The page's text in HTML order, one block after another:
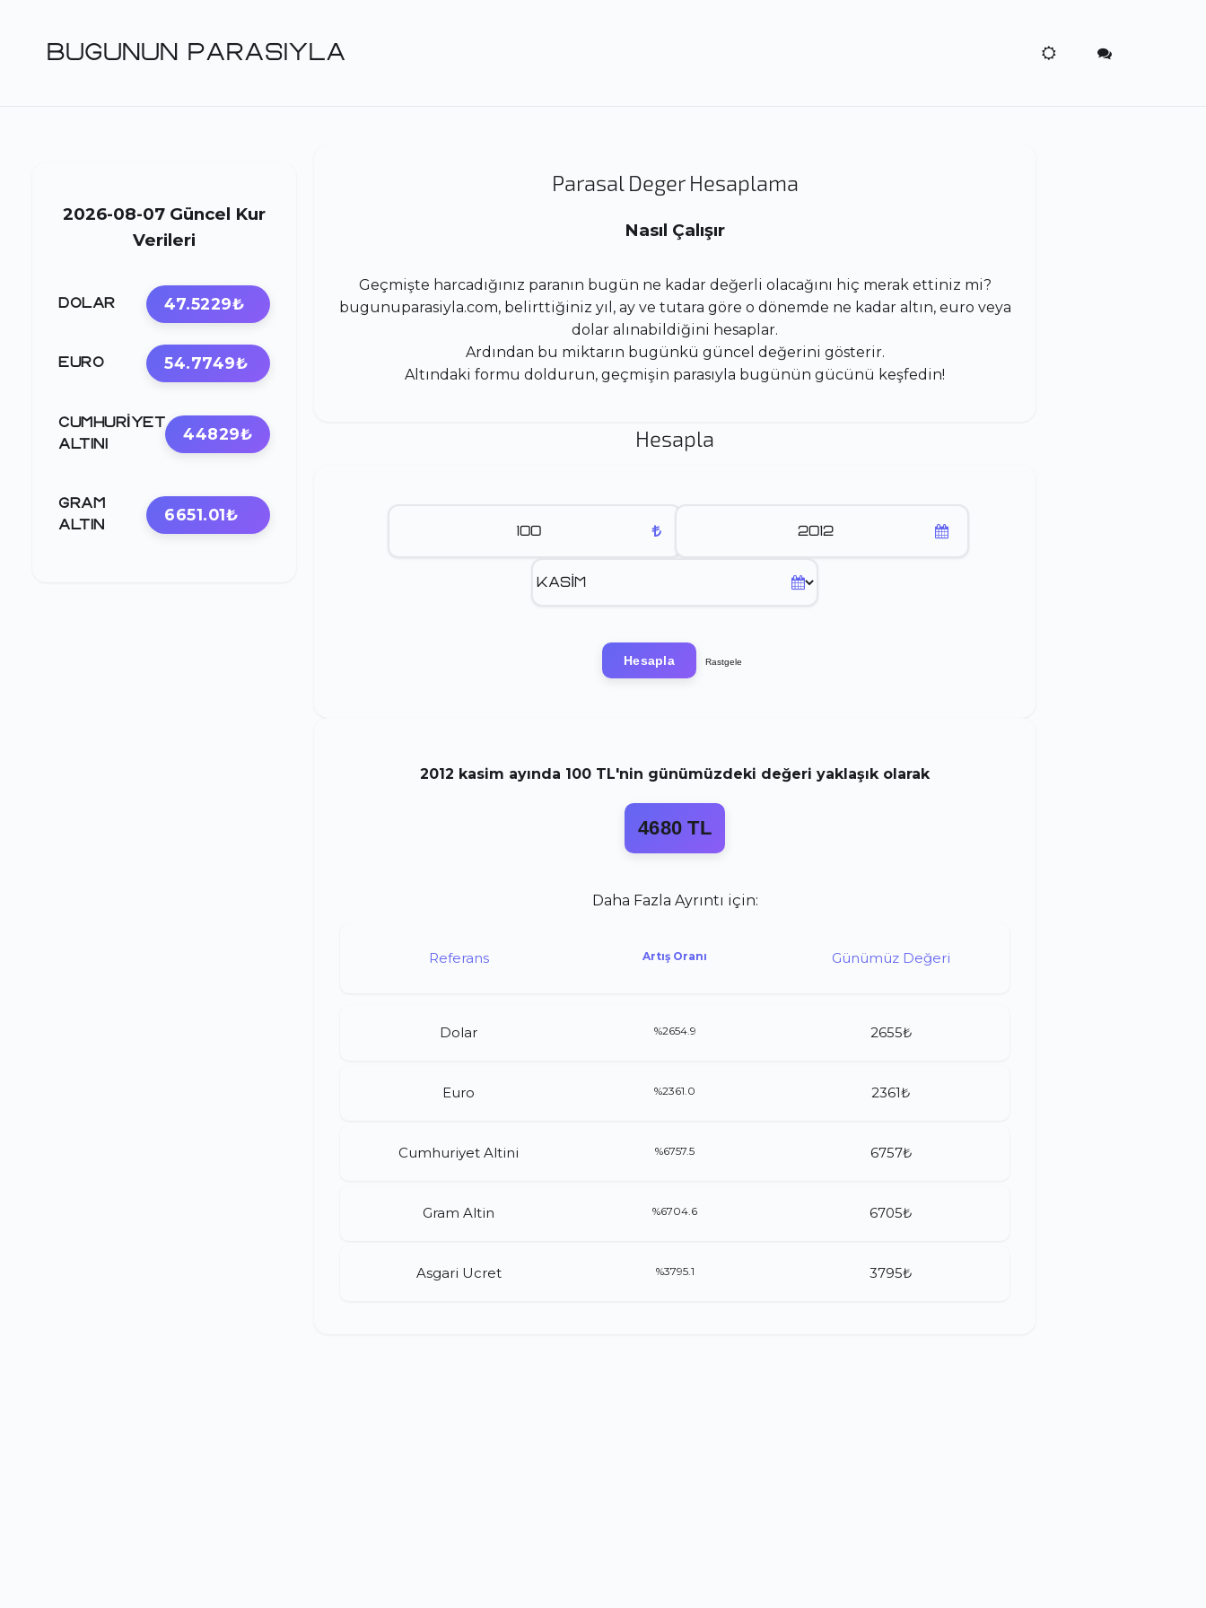
BUGUNUN PARASIYLA
2026-08-07 Güncel Kur
Verileri
DOLAR 47.5229₺
EURO 54.7749₺
CUMHURIYET
ALTINI
44829₺
GRAM
ALTIN
6651.01₺
Parasal Deger Hesaplama
Nasıl Çalışır
Geçmişte harcadığınız paranın bugün ne kadar değerli olacağını hiç merak ettiniz mi?
bugunuparasiyla.com, belirttiğiniz yıl, ay ve tutara göre o dönemde ne kadar altın, euro veya
dolar alınabildiğini hesaplar.
Ardından bu miktarın bugünkü güncel değerini gösterir.
Altındaki formu doldurun, geçmişin parasıyla bugünün gücünü keşfedin!
Hesapla
Hesapla Rastgele
2012 kasim ayında 100 TL'nin günümüzdeki değeri yaklaşık olarak
4680 TL
Daha Fazla Ayrıntı için:
Referans Artış Oranı Günümüz Değeri
Dolar %2654.9 2655₺
Euro %2361.0 2361₺
Cumhuriyet Altini %6757.5 6757₺
Gram Altin %6704.6 6705₺
Asgari Ucret %3795.1 3795₺